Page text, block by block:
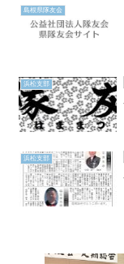
島根県隊友会
浜松支部
浜松支部